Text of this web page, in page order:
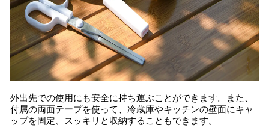
外出先での使用にも安全に持ち運ぶことができます。また、
付属の両面テープを使って、冷蔵庫やキッチンの壁面にキャ
ップを固定、スッキリと収納することもできます。